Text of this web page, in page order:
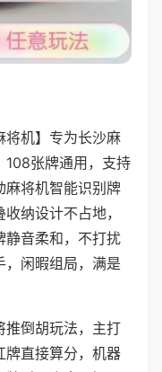
将机】专为长沙麻
108张牌通用，支持
麻将机智能识别牌
纳设计不占地，
静音柔和，不打扰
，闲暇组局，满是
推倒胡玩法，主打
牌直接算分，机器